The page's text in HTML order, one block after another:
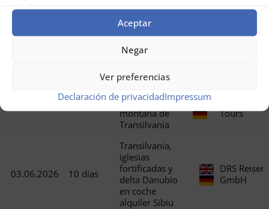
Aceptar
Negar
Ver preferencias
Declaración de privacidadImpressum
02.06.2026 9 días
Transilvania y el
delta del
Danubio en
coche de
alquiler
GmbH
02.06.2026 6 días
Vacaciones a
caballo: los
pastos de
montaña de
Transilvania
Tours
03.06.2026 10 días
Transilvania,
iglesias
fortificadas y
delta Danubio
en coche
alquiler Sibiu
DRS Reisen
GmbH